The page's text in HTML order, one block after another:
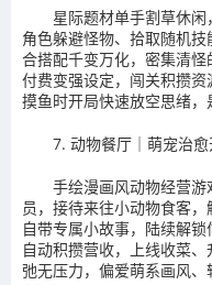
星际题材单手割草休
角色躲避怪物、拾取随机
合搭配千变万化，密集清
付费变强设定，闯关积攒
摸鱼时开局快速放空思绪，
7. 动物餐厅｜萌宠治
手绘漫画风动物经营
员，接待来往小动物食客
自带专属小故事，陆续解
自动积攒营收，上线收菜
弛无压力，偏爱萌系画风、